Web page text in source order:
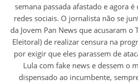
semana passada afastado e agora
redes sociais. O jornalista não se
da Jovem Pan News que acusaram o
Eleitoral) de realizar censura na
por exigir que eles parassem de
Lula com fake news e dessem o
dispensado ao incumbente,